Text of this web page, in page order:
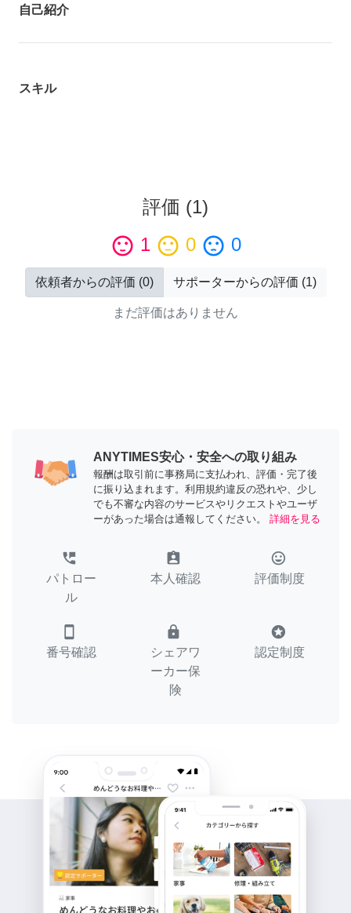
自己紹介
スキル
評価 (1)
sentiment_satisfied 1 sentiment_neutral 0 sentiment_dissatisfied 0
依頼者からの評価 (0) サポーターからの評価 (1)
まだ評価はありません
ANYTIMES安心・安全への取り組み
報酬は取引前に事務局に支払われ、評価・完了後
に振り込まれます。利用規約違反の恐れや、少し
でも不審な内容のサービスやリクエストやユーザ
ーがあった場合は通報してください。
詳細を見る
perm_phone_msg
パトロー
ル
assignment_ind
本人確認
tag_faces
評価制度
smartphone
番号確認
lock
シェアワ
ーカー保
険
stars
認定制度